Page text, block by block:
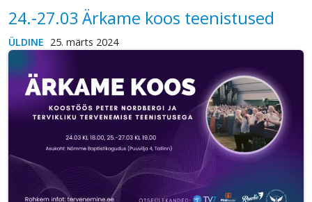
24.-27.03 Ärkame koos teenistused
ÜLDINE 25. märts 2024